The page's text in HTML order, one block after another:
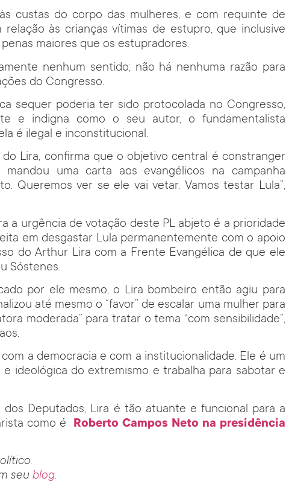
custas do corpo das mulheres, e com requinte de
às crianças vítimas de estupro, que inclusive
maiores que os estupradores.
nenhum sentido; não há nenhuma razão para
do Congresso.
sequer poderia ter sido protocolada no Congresso,
e indigna como o seu autor, o fundamentalista
é ilegal e inconstitucional.
Lira, confirma que o objetivo central é constranger
uma carta aos evangélicos na campanha
Queremos ver se ele vai vetar. Vamos testar Lula”,
a urgência de votação deste PL abjeto é a prioridade
em desgastar Lula permanentemente com o apoio
do Arthur Lira com a Frente Evangélica de que ele
Sóstenes.
por ele mesmo, o Lira bombeiro então agiu para
até mesmo o “favor” de escalar uma mulher para
moderada” para tratar o tema “com sensibilidade”,
a democracia e com a institucionalidade. Ele é um
ideológica do extremismo e trabalha para sabotar e
dos Deputados, Lira é tão atuante e funcional para a
como é Roberto Campos Neto na presidência
seu blog.